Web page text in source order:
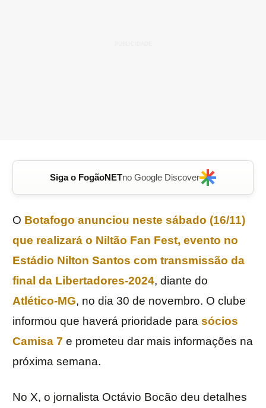
Siga o FogãoNETno Google Discover
O Botafogo anunciou neste sábado (16/11)
que realizará o Niltão Fan Fest, evento no
Estádio Nilton Santos com transmissão da
final da Libertadores-2024, diante do
Atlético-MG, no dia 30 de novembro. O clube
informou que haverá prioridade para sócios
Camisa 7 e prometeu dar mais informações na
próxima semana.
No X, o jornalista Octávio Bocão deu detalhes